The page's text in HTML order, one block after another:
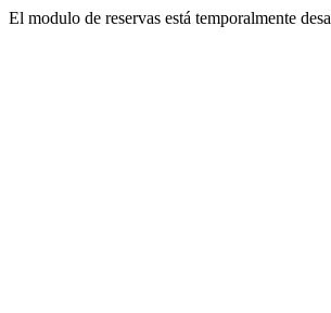
El modulo de reservas está temporalmente